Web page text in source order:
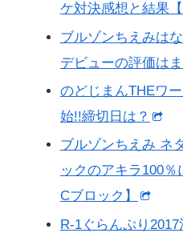
ケ対決感想と結果
ブルゾンちえみは
デビューの評価は
のどじまんTHEワ
始!!締切日は？
ブルゾンちえみ ネ
ックのアキラ100
Cブロック】
R-1ぐらんぷり